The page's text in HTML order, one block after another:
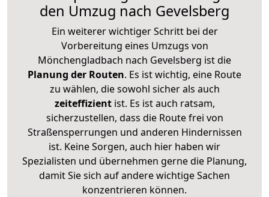
den Umzug nach Gevelsberg
Ein weiterer wichtiger Schritt bei der
Vorbereitung eines Umzugs von
Mönchengladbach nach Gevelsberg ist die
Planung der Routen. Es ist wichtig, eine Route
zu wählen, die sowohl sicher als auch
zeiteffizientist. Es ist auch ratsam,
sicherzustellen, dass die Route frei von
Straßensperrungen und anderen Hindernissen
ist. Keine Sorgen, auch hier haben wir
Spezialisten und übernehmen gerne die Planung,
damit Sie sich auf andere wichtige Sachen
konzentrieren können.